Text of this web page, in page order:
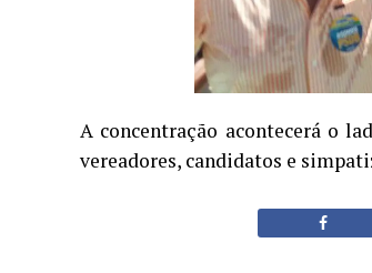
A concentração acontecerá o
vereadores, candidatos e